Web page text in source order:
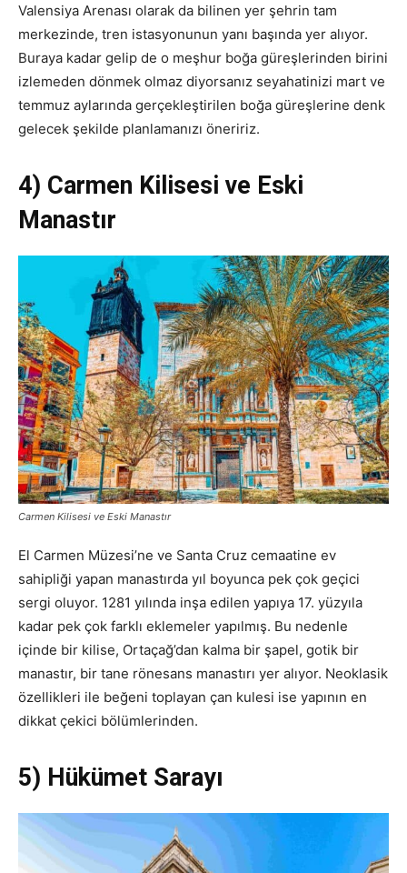
Valensiya Arenası olarak da bilinen yer şehrin tam
merkezinde, tren istasyonunun yanı başında yer alıyor.
Buraya kadar gelip de o meşhur boğa güreşlerinden birini
izlemeden dönmek olmaz diyorsanız seyahatinizi mart ve
temmuz aylarında gerçekleştirilen boğa güreşlerine denk
gelecek şekilde planlamanızı öneririz.
4) Carmen Kilisesi ve Eski
Manastır
Carmen Kilisesi ve Eski Manastır
El Carmen Müzesi’ne ve Santa Cruz cemaatine ev
sahipliği yapan manastırda yıl boyunca pek çok geçici
sergi oluyor. 1281 yılında inşa edilen yapıya 17. yüzyıla
kadar pek çok farklı eklemeler yapılmış. Bu nedenle
içinde bir kilise, Ortaçağ’dan kalma bir şapel, gotik bir
manastır, bir tane rönesans manastırı yer alıyor. Neoklasik
özellikleri ile beğeni toplayan çan kulesi ise yapının en
dikkat çekici bölümlerinden.
5) Hükümet Sarayı